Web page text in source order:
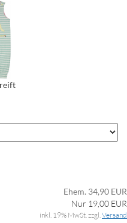
Ehem. 34,90 EUR
Nur 19,00 EUR
inkl. 19% MwSt. zzgl.Versand